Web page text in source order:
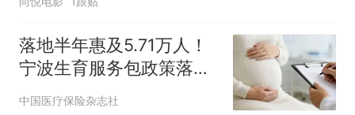
落地半年惠及5.71万人！
宁波生育服务包政策落地
显实效
中国医疗保险杂志社